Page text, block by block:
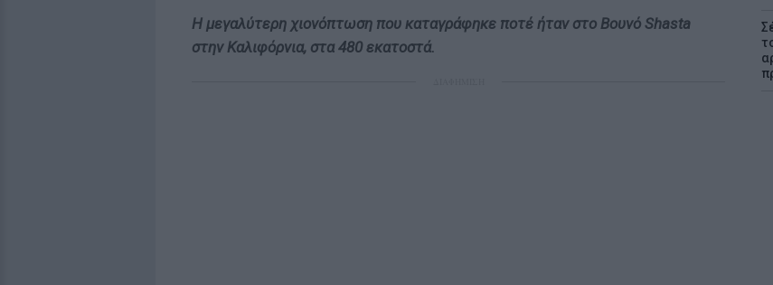
Η μεγαλύτερη χιονόπτωση που καταγράφηκε ποτέ ήταν στο Βουνό Shasta
στην Καλιφόρνια, στα 480 εκατοστά.